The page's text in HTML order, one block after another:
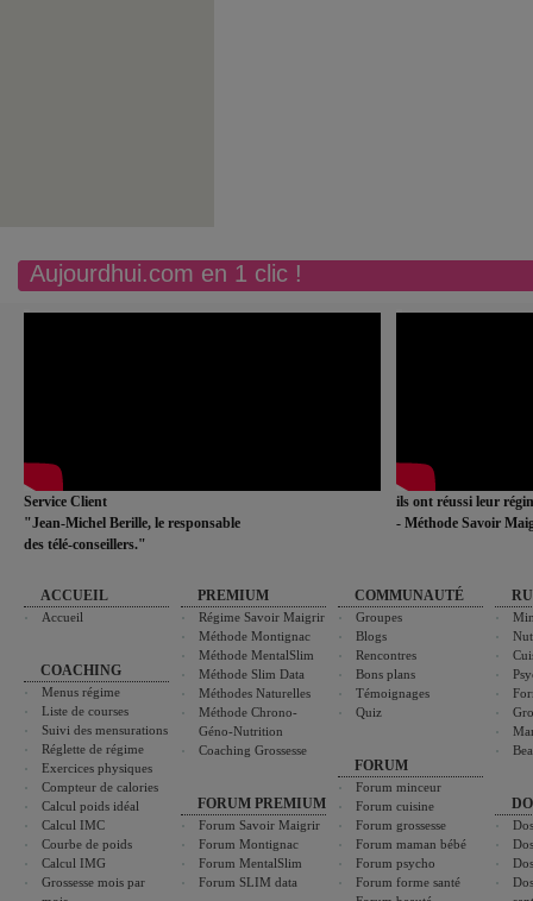
Aujourdhui.com en 1 clic !
Service Client
"Jean-Michel Berille, le responsable
des télé-conseillers."
ils ont réussi leur
- Méthode Savoir
ACCUEIL
Accueil
COACHING
Menus régime
Liste de courses
Suivi des mensurations
Réglette de régime
Exercices physiques
Compteur de calories
Calcul poids idéal
Calcul IMC
Courbe de poids
Calcul IMG
Grossesse mois par
PREMIUM
Régime Savoir Maigrir
Méthode Montignac
Méthode MentalSlim
Méthode Slim Data
Méthodes Naturelles
Méthode Chrono-
Géno-Nutrition
Coaching Grossesse
FORUM PREMIUM
Forum Savoir Maigrir
Forum Montignac
Forum MentalSlim
Forum SLIM data
COMMUNAUTÉ
Groupes
Blogs
Rencontres
Bons plans
Témoignages
Quiz
FORUM
Forum minceur
Forum cuisine
Forum grossesse
Forum maman bébé
Forum psycho
Forum forme santé